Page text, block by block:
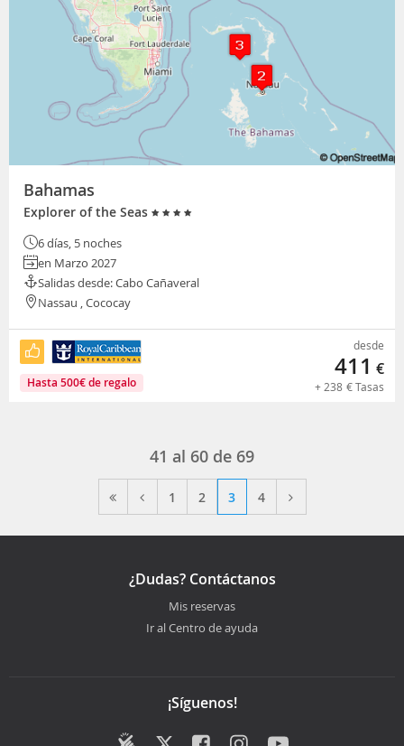
Bahamas
Explorer of the Seas
6 días, 5 noches
en Marzo 2027
Salidas desde: Cabo Cañaveral
Nassau , Cococay
Hasta 500€de regalo
desde
411 €
+238 €Tasas
41 al 60 de 69
1 2 3 4
¿Dudas? Contáctanos
Mis reservas
Ir al Centro de ayuda
¡Síguenos!